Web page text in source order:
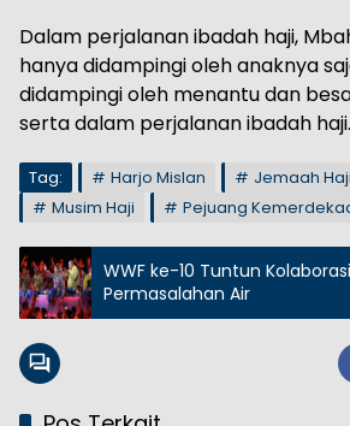
Dalam perjalanan ibadah haji,
hanya didampingi oleh anaknya
didampingi oleh menantu dan
serta dalam perjalanan ibadah haji.
Tag: Harjo Mislan
Jemaah
Musim Haji
Pejuang
WWF ke-10 Tuntun
Permasalahan Air